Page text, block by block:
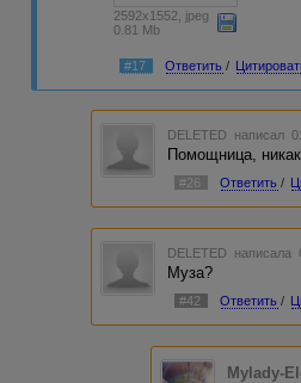
2592x1552, jpeg
0.81 Mb
#17 Ответить /
DELETED написал
Помощница,
#26 Ответить /
DELETED написала
Муза?
#42 Ответить /
Mylady-